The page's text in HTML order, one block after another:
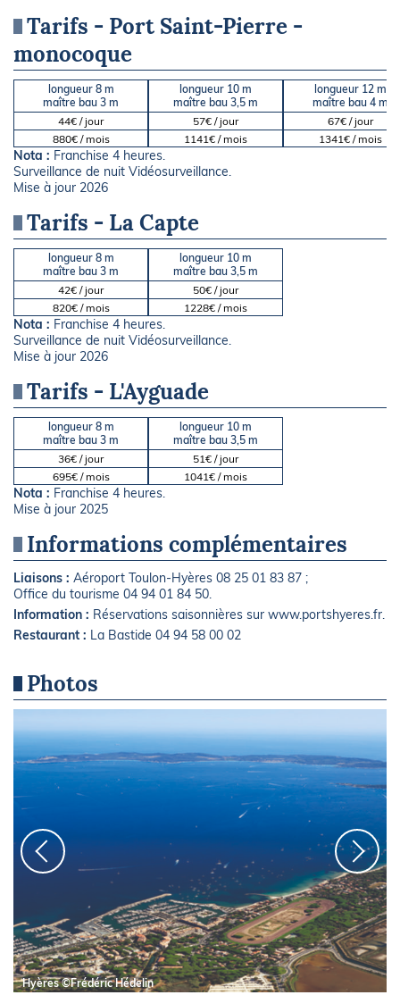
Tarifs - Port Saint-Pierre -
monocoque
longueur 8 m
maître bau 3 m
44€ / jour
880€ / mois
longueur 10 m
maître bau 3,5 m
57€ / jour
1141€ / mois
longueur 12 m
maître bau 4 m
67€ / jour
1341€ / mois
Nota : Franchise 4 heures.
Surveillance de nuit Vidéosurveillance.
Mise à jour 2026
Tarifs - La Capte
longueur 8 m
maître bau 3 m
42€ / jour
820€ / mois
longueur 10 m
maître bau 3,5 m
50€ / jour
1228€ / mois
Nota : Franchise 4 heures.
Surveillance de nuit Vidéosurveillance.
Mise à jour 2026
Tarifs - L'Ayguade
longueur 8 m
maître bau 3 m
36€ / jour
695€ / mois
longueur 10 m
maître bau 3,5 m
51€ / jour
1041€ / mois
Nota : Franchise 4 heures.
Mise à jour 2025
Informations complémentaires
Liaisons : Aéroport Toulon-Hyères 08 25 01 83 87 ;
Office du tourisme 04 94 01 84 50.
Information : Réservations saisonnières sur www.portshyeres.fr.
Restaurant : La Bastide 04 94 58 00 02
Photos
Hyères ©Frédéric Hédelin